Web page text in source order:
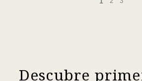
Descubre